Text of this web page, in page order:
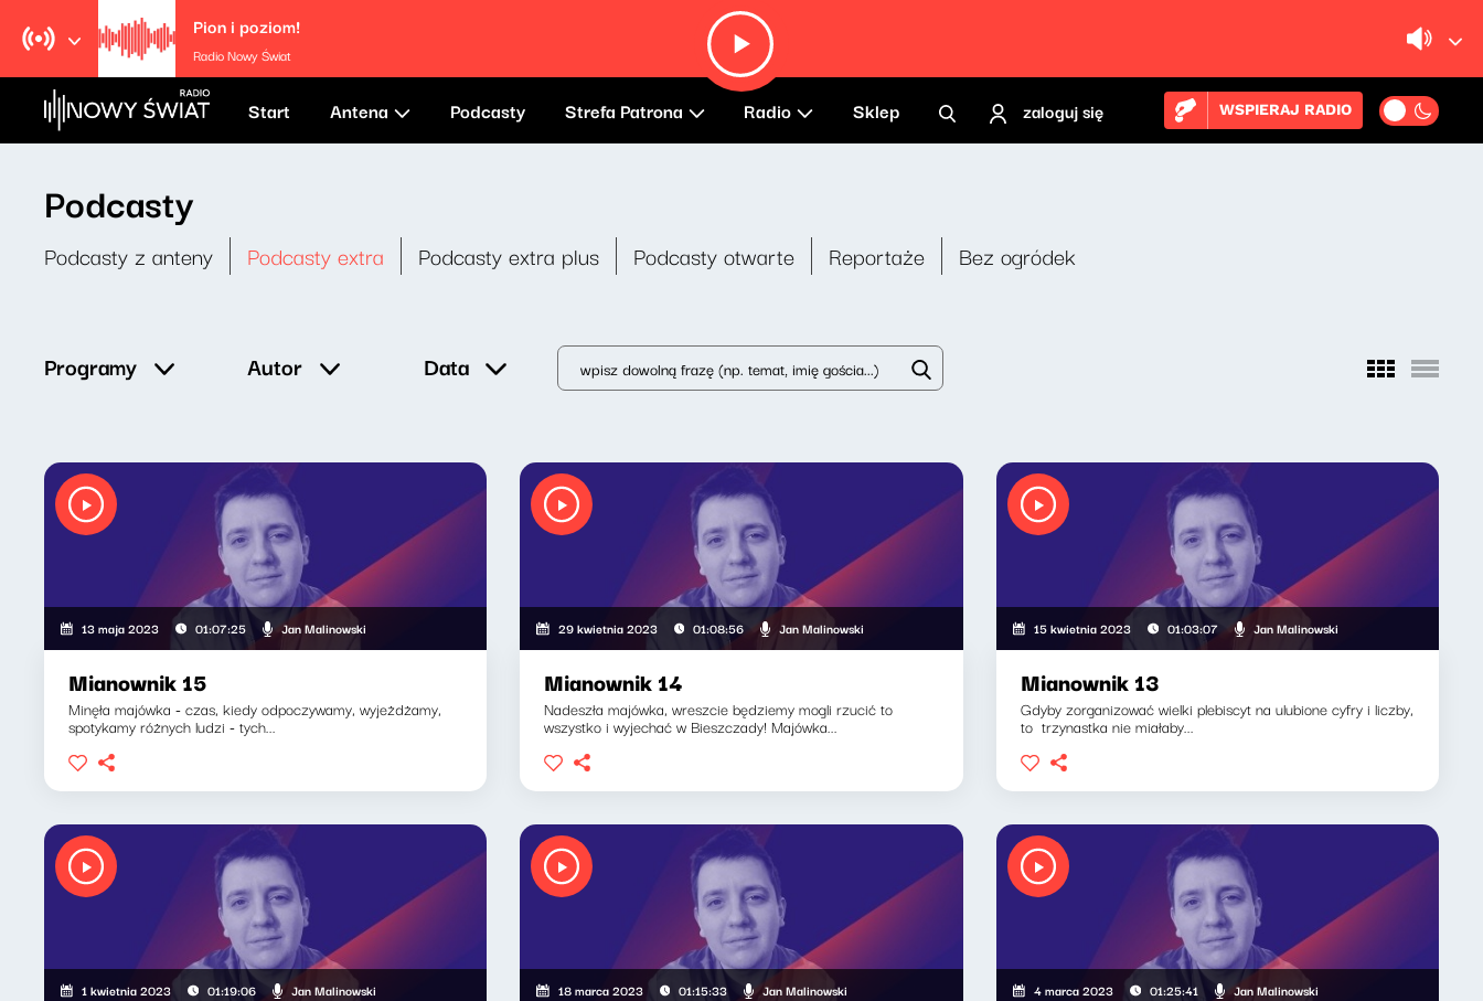
Pion i poziom!
Radio Nowy Świat
Start Antena Podcasty Strefa Patrona Radio Sklep zaloguj się WSPIERAJ RADIO
Podcasty
Podcasty z anteny Podcasty extra Podcasty extra plus Podcasty otwarte Reportaże Bez ogródek
Programy Autor Data
13 maja 2023 01:07:25 Jan Malinowski
Mianownik 15
Minęła majówka - czas, kiedy odpoczywamy, wyjeżdżamy,
spotykamy różnych ludzi - tych...
29 kwietnia 2023 01:08:56 Jan Malinowski
Mianownik 14
Nadeszła majówka, wreszcie będziemy mogli rzucić to
wszystko i wyjechać w Bieszczady! Majówka...
15 kwietnia 2023 01:03:07 Jan Malinowski
Mianownik 13
Gdyby zorganizować wielki plebiscyt na ulubione cyfry i liczby,
to trzynastka nie miałaby...
1 kwietnia 2023 01:19:06 Jan Malinowski 18 marca 2023 01:15:33 Jan Malinowski 4 marca 2023 01:25:41 Jan Malinowski